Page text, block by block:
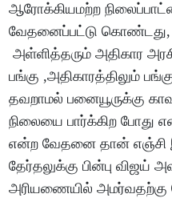
ஆரோக்கியமற்ற
வேதனைப்பட்டு கொண்டது,
அள்ளித்தரும் அதிகார
பங்கு ,அதிகாரத்திலும்
தவறாமல் பனையூருக்கு
நிலையை பார்க்கிற போது
என்ற வேதனை தான் எஞ்சி
தேர்தலுக்கு பின்பு விஜய்
அரியணையில்